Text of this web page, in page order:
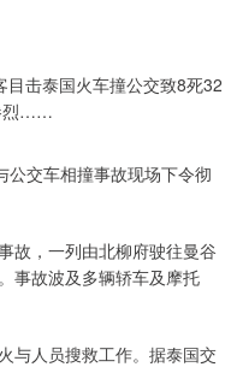
交车相撞事故现场下令彻
故，一列由北柳府驶往曼谷
事故波及多辆轿车及摩托
与人员搜救工作。据泰国交